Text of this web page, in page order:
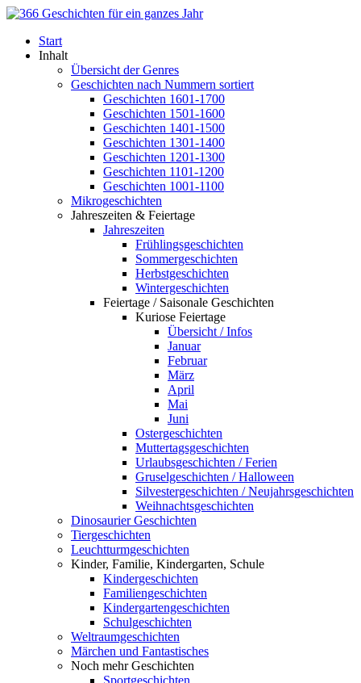
Start
Inhalt
Übersicht der Genres
Geschichten nach Nummern sortiert
Geschichten 1601-1700
Geschichten 1501-1600
Geschichten 1401-1500
Geschichten 1301-1400
Geschichten 1201-1300
Geschichten 1101-1200
Geschichten 1001-1100
Mikrogeschichten
Jahreszeiten & Feiertage
Jahreszeiten
Frühlingsgeschichten
Sommergeschichten
Herbstgeschichten
Wintergeschichten
Feiertage / Saisonale Geschichten
Kuriose Feiertage
Übersicht / Infos
Januar
Februar
März
April
Mai
Juni
Ostergeschichten
Muttertagsgeschichten
Urlaubsgeschichten / Ferien
Gruselgeschichten / Halloween
Silvestergeschichten / Neujahrsgeschichten
Weihnachtsgeschichten
Dinosaurier Geschichten
Tiergeschichten
Leuchtturmgeschichten
Kinder, Familie, Kindergarten, Schule
Kindergeschichten
Familiengeschichten
Kindergartengeschichten
Schulgeschichten
Weltraumgeschichten
Märchen und Fantastisches
Noch mehr Geschichten
Sportgeschichten